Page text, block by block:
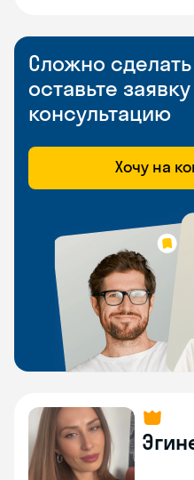
Сложно
оставьте
консультацию
Хочу на